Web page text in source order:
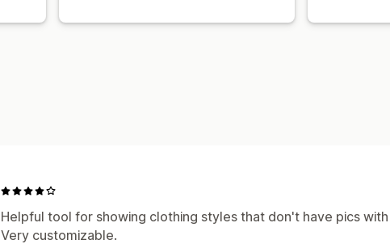
Helpful tool for showing clothing styles that don't have pics
Very customizable.